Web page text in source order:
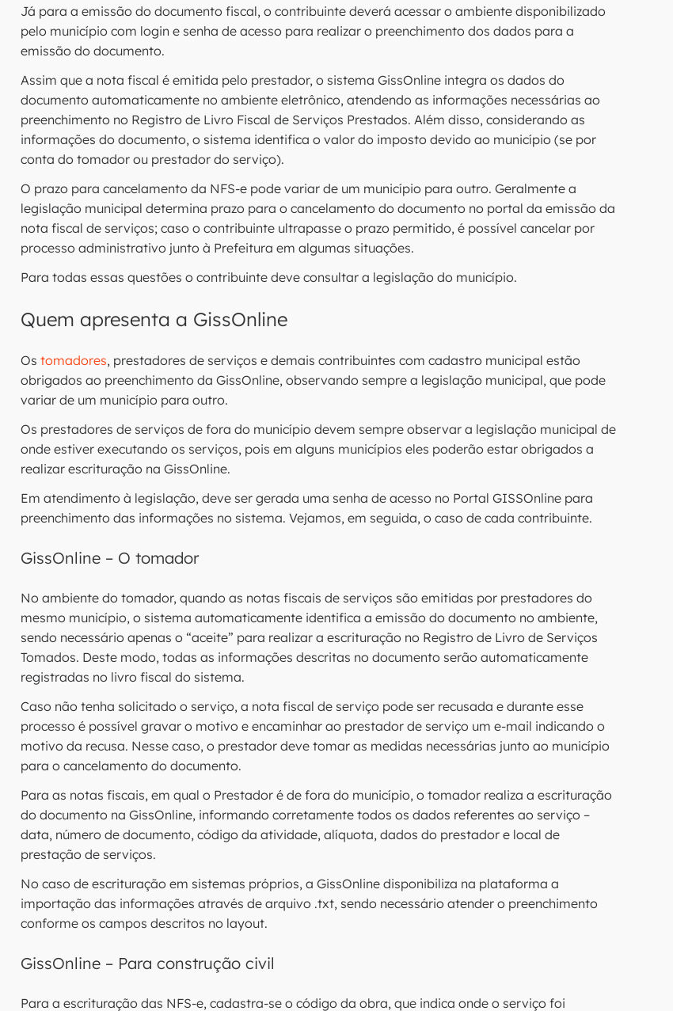
Já para a emissão do documento fiscal, o contribuinte deverá acessar o ambiente disponibilizado
pelo município com login e senha de acesso para realizar o preenchimento dos dados para a
emissão do documento.
Assim que a nota fiscal é emitida pelo prestador, o sistema GissOnline integra os dados do
documento automaticamente no ambiente eletrônico, atendendo as informações necessárias ao
preenchimento no Registro de Livro Fiscal de Serviços Prestados. Além disso, considerando as
informações do documento, o sistema identifica o valor do imposto devido ao município (se por
conta do tomador ou prestador do serviço).
O prazo para cancelamento da NFS-e pode variar de um município para outro. Geralmente a
legislação municipal determina prazo para o cancelamento do documento no portal da emissão da
nota fiscal de serviços; caso o contribuinte ultrapasse o prazo permitido, é possível cancelar por
processo administrativo junto à Prefeitura em algumas situações.
Para todas essas questões o contribuinte deve consultar a legislação do município.
Quem apresenta a GissOnline
Os tomadores, prestadores de serviços e demais contribuintes com cadastro municipal estão
obrigados ao preenchimento da GissOnline, observando sempre a legislação municipal, que pode
variar de um município para outro.
Os prestadores de serviços de fora do município devem sempre observar a legislação municipal de
onde estiver executando os serviços, pois em alguns municípios eles poderão estar obrigados a
realizar escrituração na GissOnline.
Em atendimento à legislação, deve ser gerada uma senha de acesso no Portal GISSOnline para
preenchimento das informações no sistema. Vejamos, em seguida, o caso de cada contribuinte.
GissOnline – O tomador
No ambiente do tomador, quando as notas fiscais de serviços são emitidas por prestadores do
mesmo município, o sistema automaticamente identifica a emissão do documento no ambiente,
sendo necessário apenas o “aceite” para realizar a escrituração no Registro de Livro de Serviços
Tomados. Deste modo, todas as informações descritas no documento serão automaticamente
registradas no livro fiscal do sistema.
Caso não tenha solicitado o serviço, a nota fiscal de serviço pode ser recusada e durante esse
processo é possível gravar o motivo e encaminhar ao prestador de serviço um e-mail indicando o
motivo da recusa. Nesse caso, o prestador deve tomar as medidas necessárias junto ao município
para o cancelamento do documento.
Para as notas fiscais, em qual o Prestador é de fora do município, o tomador realiza a escrituração
do documento na GissOnline, informando corretamente todos os dados referentes ao serviço –
data, número de documento, código da atividade, alíquota, dados do prestador e local de
prestação de serviços.
No caso de escrituração em sistemas próprios, a GissOnline disponibiliza na plataforma a
importação das informações através de arquivo .txt, sendo necessário atender o preenchimento
conforme os campos descritos no layout.
GissOnline – Para construção civil
Para a escrituração das NFS-e, cadastra-se o código da obra, que indica onde o serviço foi